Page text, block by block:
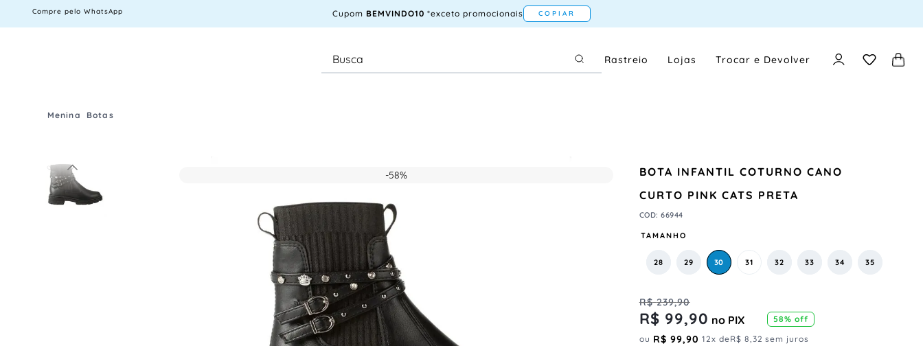
Compre pelo WhatsApp Cupom BEMVINDO10 *exceto promocionais COPIAR
Rastreio Lojas Trocar e Devolver
Menina Botas
-58%
BOTA INFANTIL COTURNO CANO
CURTO PINK CATS PRETA
COD:66944
TAMANHO
28 29 30 31 32 33 34 35
R$ 239,90
R$ 99,90 no PIX 58% off
ou R$ 99,90 12x deR$ 8,32 sem juros